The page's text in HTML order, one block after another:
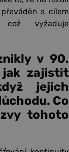
s cílem
vyžaduje
v 90.
jak zajistit
jejich
Co
tohoto